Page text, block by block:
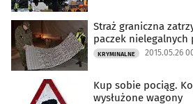
Straż graniczna
paczek nielegalnych
KRYMINALNE 2015.05.26
Kup sobie pociąg.
wysłużone wagony